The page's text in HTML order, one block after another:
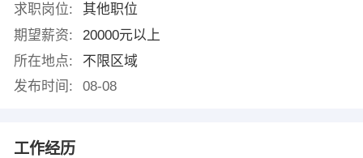
求职岗位:
其他职位
期望薪资:
20000元以上
所在地点:
不限区域
发布时间:
08-08
工作经历